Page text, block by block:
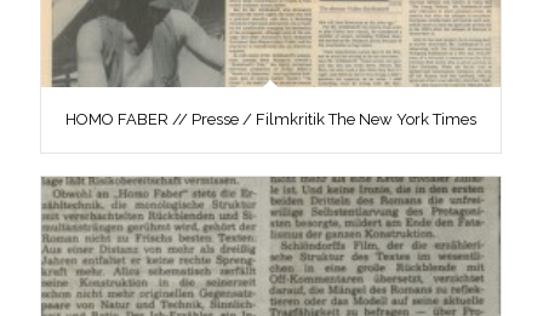
HOMO FABER // Presse / Filmkritik The New York Times